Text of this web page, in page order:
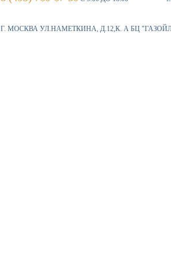
Г. МОСКВА УЛ.НАМЕТКИНА, Д.12,К. А БЦ